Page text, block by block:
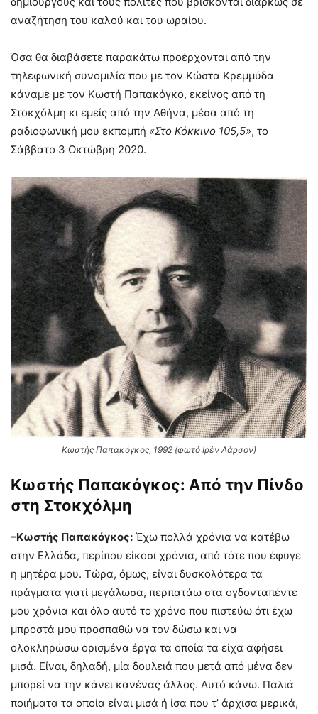
αναζήτηση του καλού και του ωραίου.
Όσα θα διαβάσετε παρακάτω προέρχονται από την
τηλεφωνική συνομιλία που με τον Κώστα Κρεμμύδα
κάναμε με τον Κωστή Παπακόγκο, εκείνος από τη
Στοκχόλμη κι εμείς από την Αθήνα, μέσα από τη
ραδιοφωνική μου εκπομπή «Στο Κόκκινο 105,5», το
Σάββατο 3 Οκτώβρη 2020.
Κωστής Παπακόγκος, 1992 (φωτό Ιρέν Λάρσον)
Κωστής Παπακόγκος: Από την Πίνδο
στη Στοκχόλμη
–Κωστής Παπακόγκος: Έχω πολλά χρόνια να κατέβω
στην Ελλάδα, περίπου είκοσι χρόνια, από τότε που έφυγε
η μητέρα μου. Τώρα, όμως, είναι δυσκολότερα τα
πράγματα γιατί μεγάλωσα, περπατάω στα ογδονταπέντε
μου χρόνια και όλο αυτό το χρόνο που πιστεύω ότι έχω
μπροστά μου προσπαθώ να τον δώσω και να
ολοκληρώσω ορισμένα έργα τα οποία τα είχα αφήσει
μισά. Είναι, δηλαδή, μία δουλειά που μετά από μένα δεν
μπορεί να την κάνει κανένας άλλος. Αυτό κάνω. Παλιά
ποιήματα τα οποία είναι μισά ή ίσα που τ’ άρχισα μερικά,